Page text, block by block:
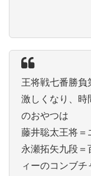
王将戦七番勝負
激しくなり、時
のおやつは
藤井聡太王将＝
永瀬拓矢九段＝
ィーのコンブ